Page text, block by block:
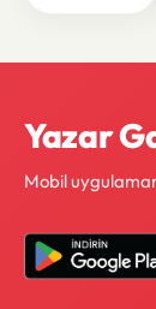
Yazar
Mobil